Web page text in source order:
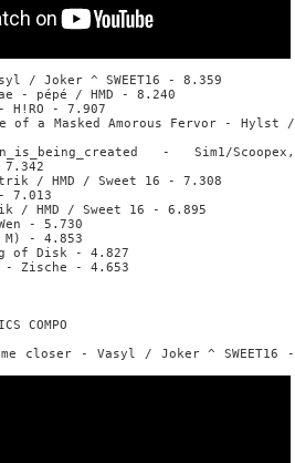
/ Joker ^ SWEET16 - 8.359
- pépé / HMD - 8.240
H!RO - 7.907
of a Masked Amorous Fervor - Hylst /
- Sim1/Scoopex,
7.342
/ HMD / Sweet 16 - 7.308
- 7.013
/ HMD / Sweet 16 - 6.895
- 5.730
M) - 4.853
of Disk - 4.827
- Zische - 4.653
COMPO
closer - Vasyl / Joker ^ SWEET16 -